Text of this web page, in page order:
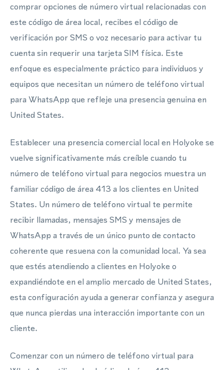
comprar opciones de número virtual relacionadas con
este código de área local, recibes el código de
verificación por SMS o voz necesario para activar tu
cuenta sin requerir una tarjeta SIM física. Este
enfoque es especialmente práctico para individuos y
equipos que necesitan un número de teléfono virtual
para WhatsApp que refleje una presencia genuina en
United States.
Establecer una presencia comercial local en Holyoke se
vuelve significativamente más creíble cuando tu
número de teléfono virtual para negocios muestra un
familiar código de área 413 a los clientes en United
States. Un número de teléfono virtual te permite
recibir llamadas, mensajes SMS y mensajes de
WhatsApp a través de un único punto de contacto
coherente que resuena con la comunidad local. Ya sea
que estés atendiendo a clientes en Holyoke o
expandiéndote en el amplio mercado de United States,
esta configuración ayuda a generar confianza y asegura
que nunca pierdas una interacción importante con un
cliente.
Comenzar con un número de teléfono virtual para